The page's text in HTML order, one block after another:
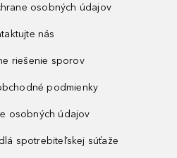
osobných údajov
nás
riešenie sporov
podmienky
osobných údajov
spotrebiteľskej súťaže